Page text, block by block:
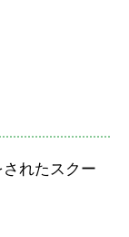
れたスクー